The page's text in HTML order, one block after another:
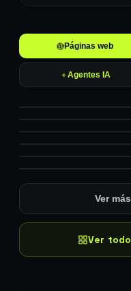
Páginas web
Agentes IA
SITIO WEB
FICDEH
RESTAURANTE
La Lintapas
HOSPEDAJE
Hotel American Visa
TIENDA VIRTUAL
Herrajes Dudi
MÚSICA · MARKETING
Revela Marketing
CAFÉ · RESTAURANTE
Café Poema
Ver
Ver